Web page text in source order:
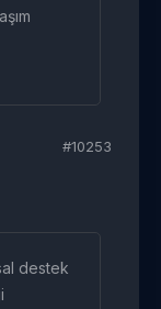
#10253
destek